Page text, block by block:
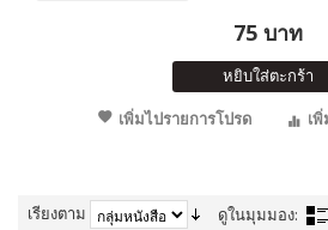
75 บาท
หยิบใส่ตะกร้า
เพิ่มไปรายการโปรด
เ
เรียงตาม
ดูในมุมมอง: